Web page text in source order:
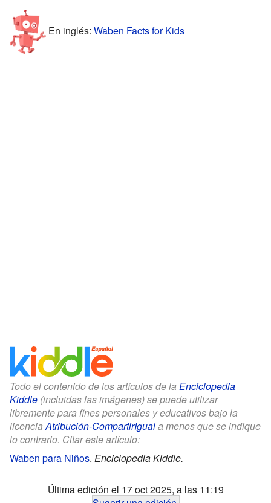
En inglés: Waben Facts for Kids
Todo el contenido de los artículos de la Enciclopedia
Kiddle (incluidas las imágenes) se puede utilizar
libremente para fines personales y educativos bajo la
licenciaAtribución-CompartirIguala menos que se indique
lo contrario. Citar este artículo:
Waben para Niños. Enciclopedia Kiddle.
Última edición el 17 oct 2025, a las 11:19